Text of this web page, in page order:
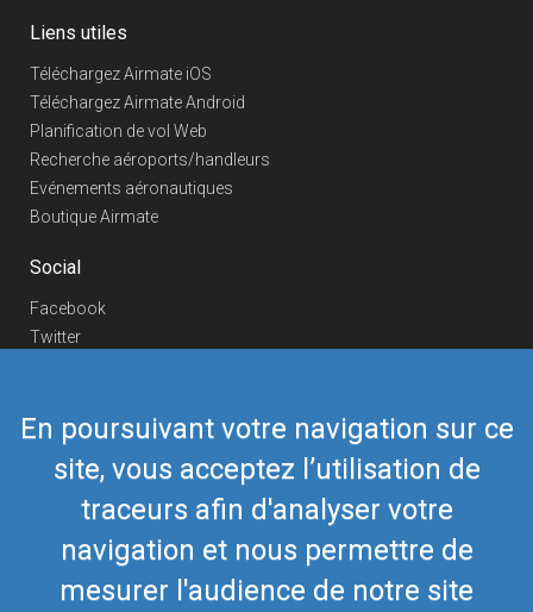
En poursuivant votre navigation sur ce
site, vous acceptez l’utilisation de
traceurs afin d'analyser votre
navigation et nous permettre de
mesurer l'audience de notre site
Liens utiles
Téléchargez Airmate iOS
Téléchargez Airmate Android
Planification de vol Web
Recherche aéroports/handleurs
Evénements aéronautiques
Boutique Airmate
Social
Facebook
Twitter
Telegram
Nous contacter
Téléphone Europe +352 26441835
Téléphone US/Canada
418-592-8862
airmate@airmate.aero
(c) Myriel Aviation SA